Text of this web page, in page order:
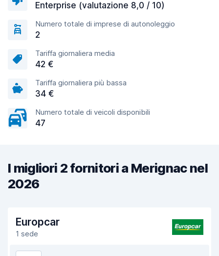
Enterprise (valutazione 8,0 / 10)
Numero totale di imprese di autonoleggio
2
Tariffa giornaliera media
42 €
Tariffa giornaliera più bassa
34 €
Numero totale di veicoli disponibili
47
I migliori 2 fornitori a Merignac nel
2026
Europcar
1 sede